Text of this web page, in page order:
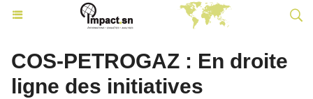
COS-PETROGAZ : En droite
ligne des initiatives